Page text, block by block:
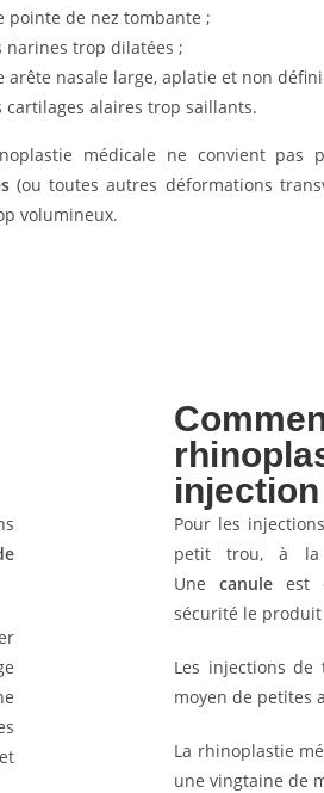
pointe de nez tombante ;
narines trop dilatées ;
arête nasale large, aplatie et non
cartilages alaires trop saillants.
médicale ne convient
(ou toutes autres déformations
volumineux.
Pour les
petit trou, à la
Une canule est
sécurité le
Les injections
moyen de petites
La rhinoplastie
une vingtaine de